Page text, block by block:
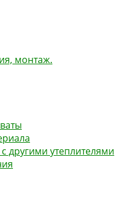
монтаж.
другими утеплителями